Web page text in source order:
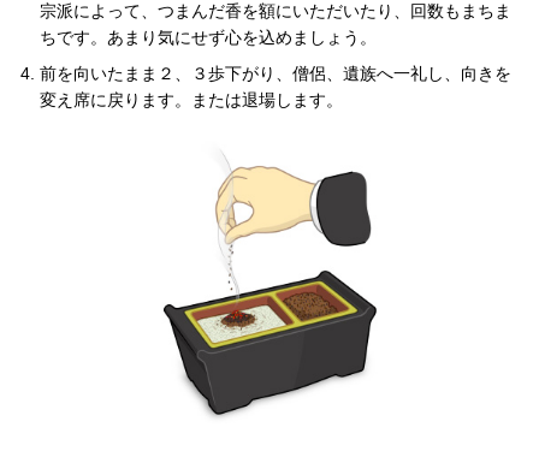
宗派によって、つまんだ香を額にいただいたり、回数もまちま
ちです。あまり気にせず心を込めましょう。
前を向いたまま２、３歩下がり、僧侶、遺族へ一礼し、向きを
変え席に戻ります。または退場します。